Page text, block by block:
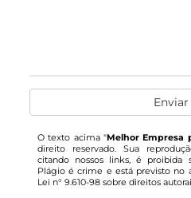
Enviar
O texto acima "Melhor Empresa
direito reservado. Sua
citando nossos links, é proibida
Plágio é crime e está previsto no
Lei n° 9.610-98 sobre direitos